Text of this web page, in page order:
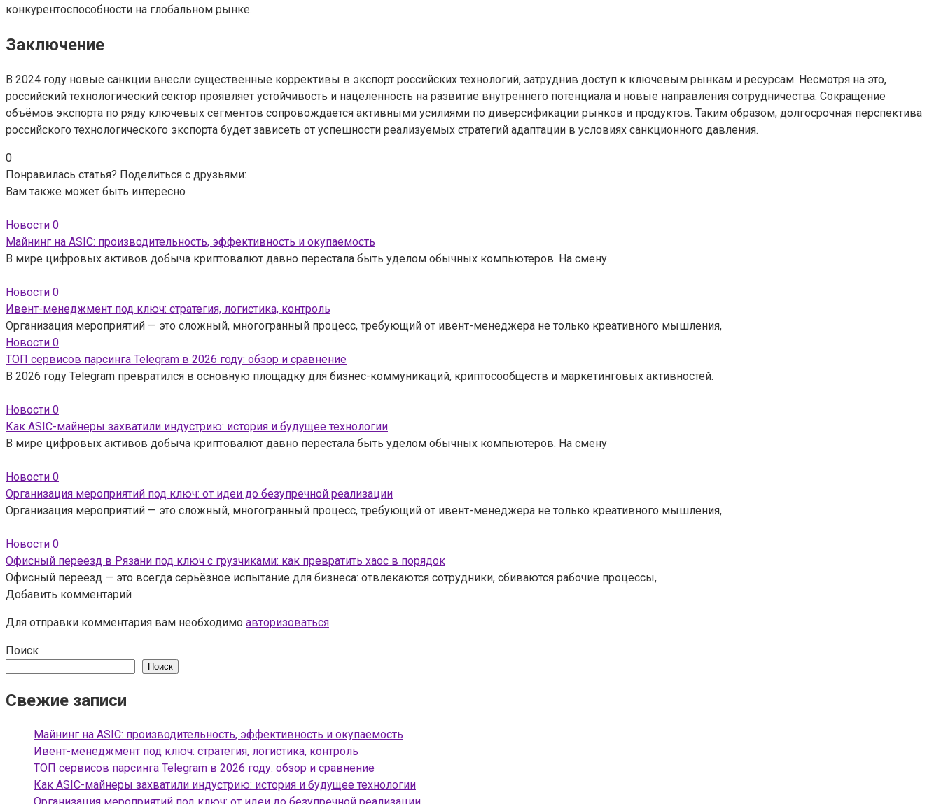
конкурентоспособности на глобальном рынке.
Заключение
В 2024 году новые санкции внесли существенные коррективы в экспорт российских технологий, затруднив доступ к ключевым рынкам и ресурсам. Несмотря на это,
российский технологический сектор проявляет устойчивость и нацеленность на развитие внутреннего потенциала и новые направления сотрудничества. Сокращение
объёмов экспорта по ряду ключевых сегментов сопровождается активными усилиями по диверсификации рынков и продуктов. Таким образом, долгосрочная перспектива
российского технологического экспорта будет зависеть от успешности реализуемых стратегий адаптации в условиях санкционного давления.
0
Понравилась статья? Поделиться с друзьями:
Вам также может быть интересно
Новости 0
Майнинг на ASIC: производительность, эффективность и окупаемость
В мире цифровых активов добыча криптовалют давно перестала быть уделом обычных компьютеров. На смену
Новости 0
Ивент-менеджмент под ключ: стратегия, логистика, контроль
Организация мероприятий — это сложный, многогранный процесс, требующий от ивент-менеджера не только креативного мышления,
Новости 0
ТОП сервисов парсинга Telegram в 2026 году: обзор и сравнение
В 2026 году Telegram превратился в основную площадку для бизнес-коммуникаций, криптосообществ и маркетинговых активностей.
Новости 0
Как ASIC-майнеры захватили индустрию: история и будущее технологии
В мире цифровых активов добыча криптовалют давно перестала быть уделом обычных компьютеров. На смену
Новости 0
Организация мероприятий под ключ: от идеи до безупречной реализации
Организация мероприятий — это сложный, многогранный процесс, требующий от ивент-менеджера не только креативного мышления,
Новости 0
Офисный переезд в Рязани под ключ с грузчиками: как превратить хаос в порядок
Офисный переезд — это всегда серьёзное испытание для бизнеса: отвлекаются сотрудники, сбиваются рабочие процессы,
Добавить комментарий
Для отправки комментария вам необходимо авторизоваться.
Поиск
Поиск
Свежие записи
Майнинг на ASIC: производительность, эффективность и окупаемость
Ивент-менеджмент под ключ: стратегия, логистика, контроль
ТОП сервисов парсинга Telegram в 2026 году: обзор и сравнение
Как ASIC-майнеры захватили индустрию: история и будущее технологии